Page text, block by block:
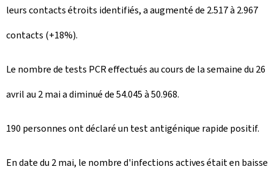
e
leurs contacts étroits identifiés, a augmenté de 2.517 à 2.967
contacts (+18%).
Le nombre de tests PCR effectués au cours de la semaine du 26
avril au 2 mai a diminué de 54.045 à 50.968.
190 personnes ont déclaré un test antigénique rapide positif.
En date du 2 mai, le nombre d'infections actives était en baisse